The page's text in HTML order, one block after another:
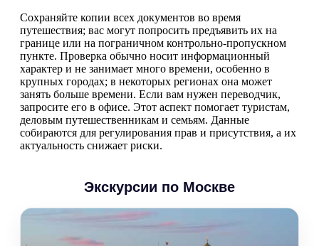
Сохраняйте копии всех документов во время
путешествия; вас могут попросить предъявить их на
границе или на пограничном контрольно-пропускном
пункте. Проверка обычно носит информационный
характер и не занимает много времени, особенно в
крупных городах; в некоторых регионах она может
занять больше времени. Если вам нужен переводчик,
запросите его в офисе. Этот аспект помогает туристам,
деловым путешественникам и семьям. Данные
собираются для регулирования прав и присутствия, а их
актуальность снижает риски.
Экскурсии по Москве